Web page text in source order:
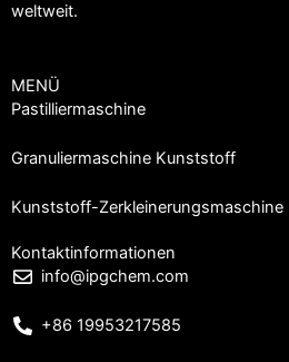
weltweit.
MENÜ
Pastilliermaschine
Granuliermaschine Kunststoff
Kunststoff-Zerkleinerungsmaschine
Kontaktinformationen
info@ipgchem.com
+86 19953217585